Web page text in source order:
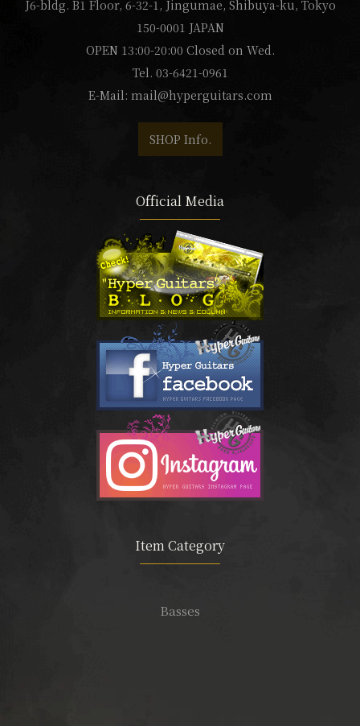
J6-bldg. B1 Floor, 6-32-1, Jingumae, Shibuya-ku, Tokyo
150-0001 JAPAN
OPEN 13:00-20:00 Closed on Wed.
Tel. 03-6421-0961
E-Mail: mail@hyperguitars.com
SHOP Info.
Official Media
Item Category
Basses